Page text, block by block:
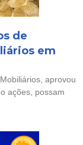
de
em
aprovou
ações, possam